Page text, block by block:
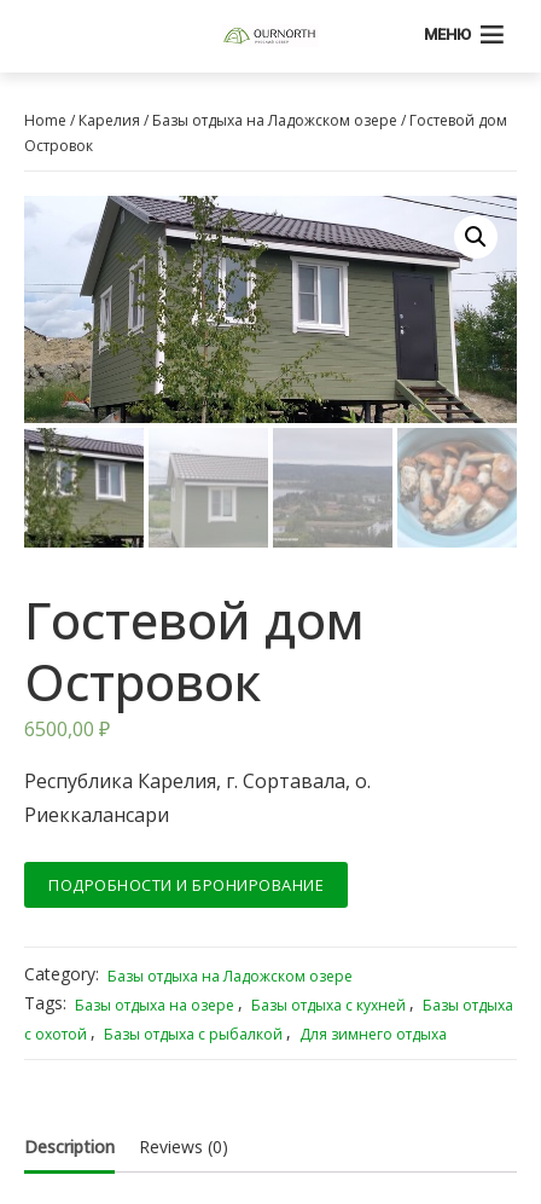
МЕНЮ
Home / Карелия / Базы отдыха на Ладожском озере / Гостевой дом
Островок
Гостевой дом
Островок
6500,00 ₽
Республика Карелия, г. Сортавала, о.
Риеккалансари
ПОДРОБНОСТИ И БРОНИРОВАНИЕ
Category: Базы отдыха на Ладожском озере
Tags: Базы отдыха на озере , Базы отдыха с кухней , Базы отдыха
с охотой , Базы отдыха с рыбалкой , Для зимнего отдыха
Description Reviews (0)